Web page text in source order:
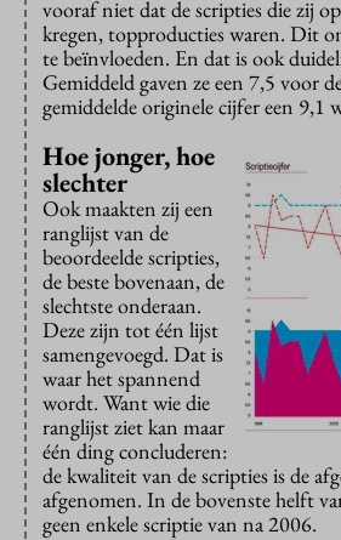
vooraf niet dat de scripties die zij
kregen, topproducties waren. Dit
te beïnvloeden. En dat is ook
Gemiddeld gaven ze een 7,5 voor
gemiddelde originele cijfer een 9,1
Hoe jonger, hoe
slechter
Ook maakten zij een
ranglijst van de
beoordeelde scripties,
de beste bovenaan, de
slechtste onderaan.
Deze zijn tot één lijst
samengevoegd. Dat is
waar het spannend
wordt. Want wie die
ranglijst ziet kan maar
één ding concluderen:
de kwaliteit van de scripties is de
afgenomen. In de bovenste helft
geen enkele scriptie van na 2006.